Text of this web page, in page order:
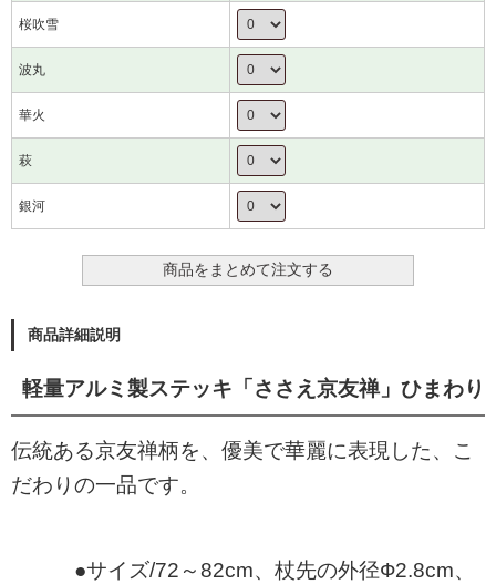
桜吹雪
波丸
華火
萩
銀河
商品詳細説明
軽量アルミ製ステッキ「ささえ京友禅」ひまわり
伝統ある京友禅柄を、優美で華麗に表現した、こ
だわりの一品です。
●サイズ/72～82cm、杖先の外径Ф2.8cm、